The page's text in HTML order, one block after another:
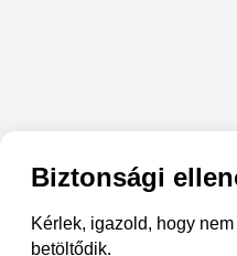
Biztonsági
Kérlek, igazold, hogy
betöltődik.